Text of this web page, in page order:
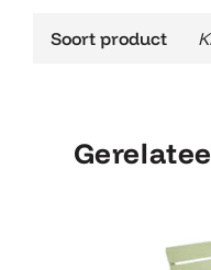
Soort product